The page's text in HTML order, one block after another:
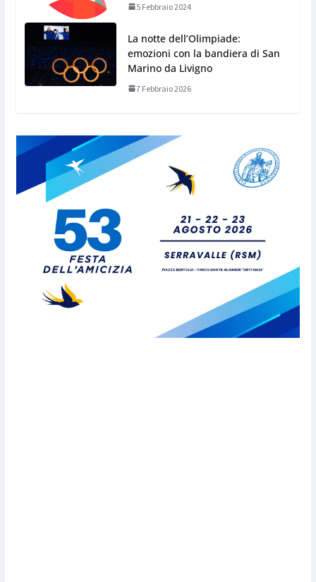
5 Febbraio 2024
La notte dell’Olimpiade:
emozioni con la bandiera di San
Marino da Livigno
7 Febbraio 2026